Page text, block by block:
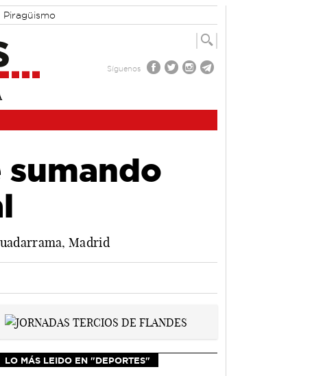
Piragüismo
Síguenos
Madrid
LO MÁS LEIDO EN "DEPORTES"